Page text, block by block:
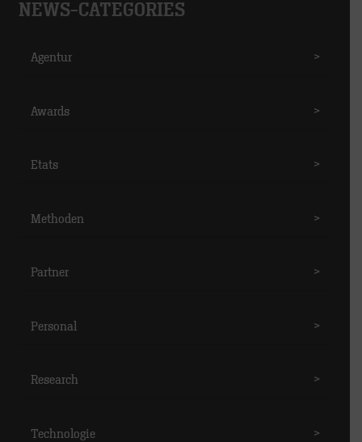
NEWS-CATEGORIES
Agentur >
Awards >
Etats >
Methoden >
Partner >
Personal >
Research >
Technologie >